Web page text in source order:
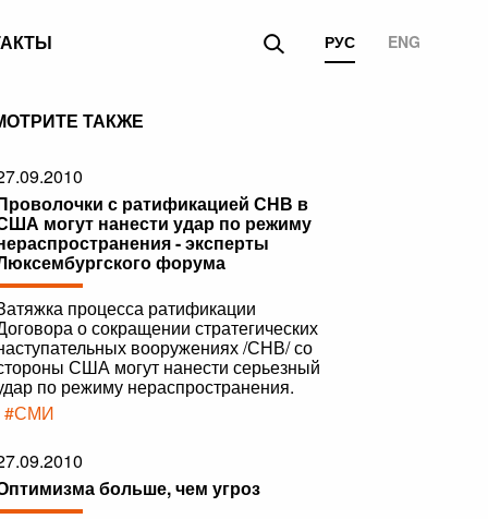
РУС ENG
ТАКЖЕ
с ратификацией СНВ в
могут нанести удар по режиму
- эксперты
форума
процесса ратификации
о сокращении стратегических
вооружениях /СНВ/ со
США могут нанести серьезный
по режиму нераспространения.
#СМИ
больше, чем угроз